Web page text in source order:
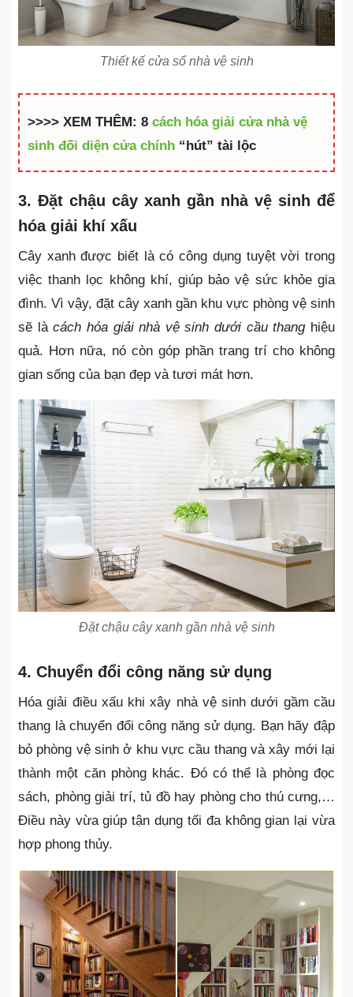
Thiết kế cửa sổ nhà vệ sinh
>>>> XEM THÊM: 8 cách hóa giải cửa nhà vệ
sinh đối diện cửa chính “hút” tài lộc
3. Đặt chậu cây xanh gần nhà vệ sinh để
hóa giải khí xấu
Cây xanh được biết là có công dụng tuyệt vời trong
việc thanh lọc không khí, giúp bảo vệ sức khỏe gia
đình. Vì vậy, đặt cây xanh gần khu vực phòng vệ sinh
sẽ làcách hóa giải nhà vệ sinh dưới cầu thanghiệu
quả. Hơn nữa, nó còn góp phần trang trí cho không
gian sống của bạn đẹp và tươi mát hơn.
Đặt chậu cây xanh gần nhà vệ sinh
4. Chuyển đổi công năng sử dụng
Hóa giải điều xấu khi xây nhà vệ sinh dưới gầm cầu
thang là chuyển đổi công năng sử dụng. Bạn hãy đập
bỏ phòng vệ sinh ở khu vực cầu thang và xây mới lại
thành một căn phòng khác. Đó có thể là phòng đọc
sách, phòng giải trí, tủ đồ hay phòng cho thú cưng,…
Điều này vừa giúp tận dụng tối đa không gian lại vừa
hợp phong thủy.